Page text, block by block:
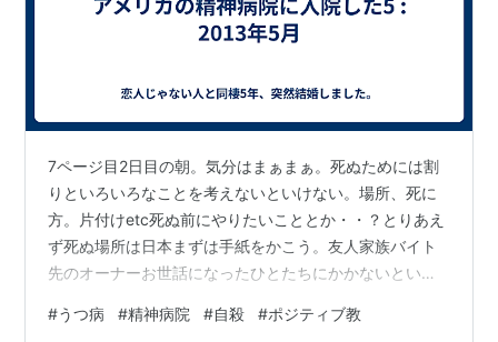
7ページ目2日目の朝。気分はまぁまぁ。死ぬためには割
りといろいろなことを考えないといけない。場所、死に
方。片付けetc死ぬ前にやりたいこととか・・？とりあえ
ず死ぬ場所は日本まずは手紙をかこう。友人家族バイト
先のオーナーお世話になったひとたちにかかないといけ
もきれいに。会っておきたい人には全部いう。アメリカ
#うつ病 #精神病院 #自殺 #ポジティブ教